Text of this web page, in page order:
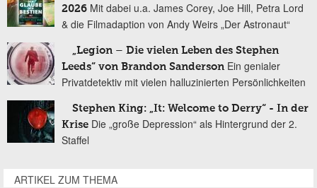
2026 Mit dabei u.a. James Corey, Joe Hill, Petra Lord
& die Filmadaption von Andy Weirs „Der Astronaut“
„Legion – Die vielen Leben des Stephen
Leeds“ von Brandon Sanderson Ein genialer
Privatdetektiv mit vielen halluzinierten Persönlichkeiten
Stephen King: „It: Welcome to Derry“ - In der
Krise Die „große Depression“ als Hintergrund der 2.
Staffel
ARTIKEL ZUM THEMA